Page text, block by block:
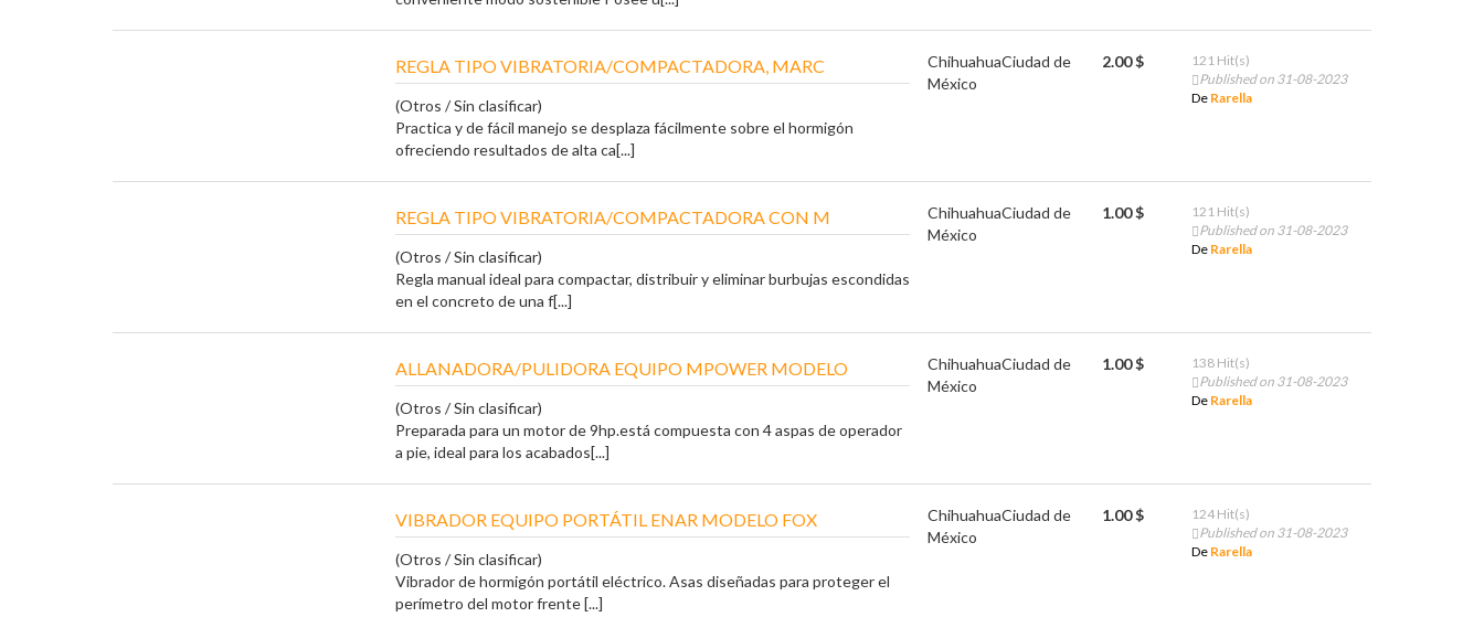
REGLA TIPO VIBRATORIA/COMPACTADORA, MARC
(Otros / Sin clasificar)
Practica y de fácil manejo se desplaza fácilmente sobre el hormigón
ofreciendo resultados de alta ca[...]
ChihuahuaCiudad de
México
2.00 $
121 Hit(s)
Published on 31-08-2023
De Rarella
REGLA TIPO VIBRATORIA/COMPACTADORA CON M
(Otros / Sin clasificar)
Regla manual ideal para compactar, distribuir y eliminar burbujas escondidas
en el concreto de una f[...]
ChihuahuaCiudad de
México
1.00 $
121 Hit(s)
Published on 31-08-2023
De Rarella
ALLANADORA/PULIDORA EQUIPO MPOWER MODELO
(Otros / Sin clasificar)
Preparada para un motor de 9hp.está compuesta con 4 aspas de operador
a pie, ideal para los acabados[...]
ChihuahuaCiudad de
México
1.00 $
138 Hit(s)
Published on 31-08-2023
De Rarella
VIBRADOR EQUIPO PORTÁTIL ENAR MODELO FOX
(Otros / Sin clasificar)
Vibrador de hormigón portátil eléctrico. Asas diseñadas para proteger el
perímetro del motor frente [...]
ChihuahuaCiudad de
México
1.00 $
124 Hit(s)
Published on 31-08-2023
De Rarella